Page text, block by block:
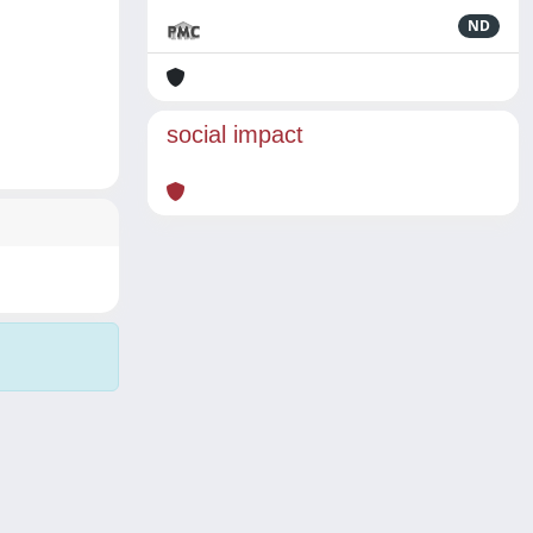
ND
social impact